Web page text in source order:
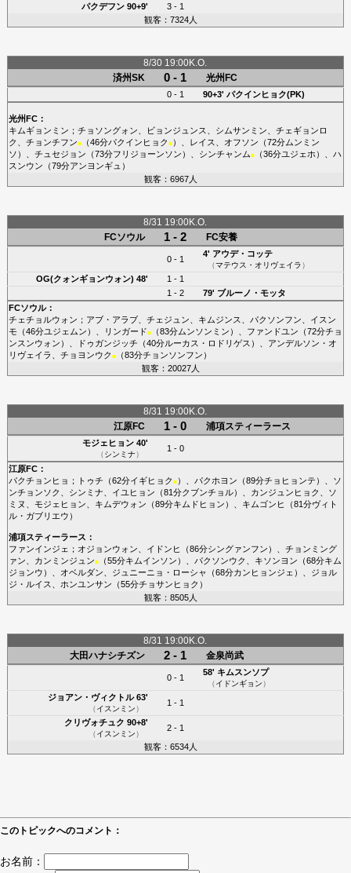
パクデフン90+9'
3 - 1
観客：7324人
8/30 19:00K.O.
済州SK
0 - 1 光州FC
0 - 1 90+3' パクインヒョク(PK)
光州FC：
キムギョンミン ； チョソングォン ビョンジュンス シムサンミン
チェギョンロ
ク
チョンチフン■（46分パクインヒョク ■）、 レイス オフソン （72分ムンミン
ソ ）、 チュセジョン （73分フリジョーンソン ）、 シンチャンム■（36分ユジェホ ）、 ハ
スンウン （79分アンヨンギュ ）
観客：6967人
8/31 19:00K.O.
FCソウル
1 - 2 FC安養
0 - 1
4' アウデ・コッテ
（マテウス・オリヴェイラ）
OG(クォンギョンウォン) 48'
1 - 1
1 - 2
79' ブルーノ・モッタ
FCソウル：
チェチョルウォン ； アブ・アラブ、 チェジュン キムジンス パクソンフン
イスン
モ（46分ユジェムン ）、 リンガード■（83分ムンソンミン ）、 ファンドユン （72分チョ
ンスンウォン ）、 ドゥガンジッチ （40分ルーカス・ロドリゲス ）、 アンデルソン・オ
リヴェイラ
チョヨンウク ■（83分チョンソンフン ）
観客：20027人
8/31 19:00K.O.
江原FC
1 - 0 浦項スティーラース
モジェヒョン40'
（シンミナ）
1 - 0
江原FC：
パクチョンヒョ ； トゥチ （62分イギヒョク ■）、 パクホヨン （89分チョヒョンテ ）、 ソ
ンチョンソク
シンミナ イユヒョン （81分クブンチョル）、 カンジュンヒョク
ソ
ミヌ
モジェヒョン キムデウォン （89分キムドヒョン ）、 キムゴンヒ （81分ヴィト
ル・ガブリエウ ）
浦項スティーラース ：
ファンインジェ ； オジョンウォン イドンヒ （86分シングァンフン ）、 チョンミング
ァン
カンミンジュン■（55分キムインソン ）、 パクソンウク キソンヨン （68分キム
ジョンウ ）、 オベルダン ジュニーニョ・ローシャ （68分カンヒョンジェ ）、 ジョル
ジ・ルイス
ホンユンサン （55分チョサンヒョク ）
観客：8505人
8/31 19:00K.O.
大田ハナシチズン
2 - 1 金泉尚武
0 - 1
58' キムスンソプ
（イドンギョン）
ジョアン・ヴィクトル63'
（イスンミン）
1 - 1
クリヴォチュク 90+8'
（イスンミン）
2 - 1
観客：6534人
このトピックへのコメント：
お名前：